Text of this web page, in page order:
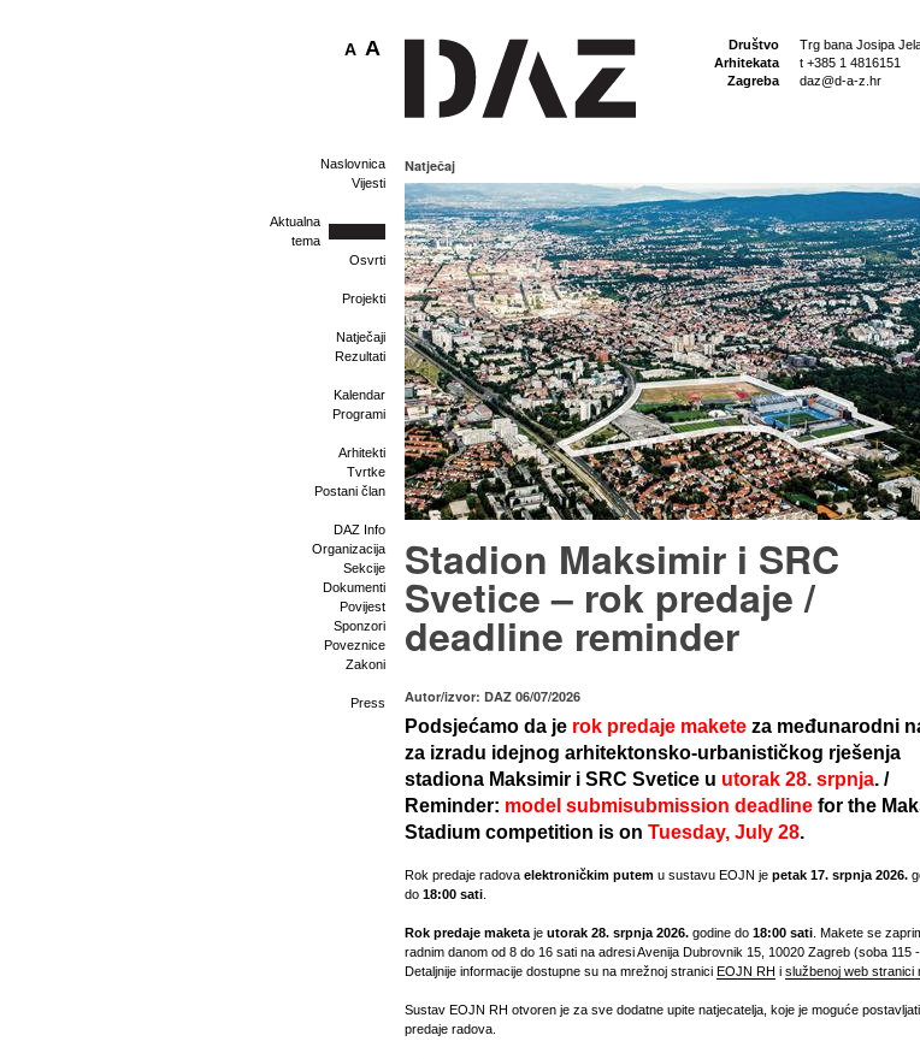
Društvo
Arhitekata
Zagreba
Trg bana Josipa
t +385 1 4816151
daz@d-a-z.hr
A A
Naslovnica
Vijesti
Aktualna
tema
Osvrti
Projekti
Natječaji
Rezultati
Kalendar
Programi
Arhitekti
Tvrtke
Postani član
DAZ Info
Organizacija
Sekcije
Dokumenti
Povijest
Sponzori
Poveznice
Zakoni
Press
Natječaj
Stadion Maksimir i SRC
Svetice – rok predaje /
deadline reminder
Autor/izvor: DAZ 06/07/2026
Podsjećamo da je rok predaje makete za međunarodni
za izradu idejnog arhitektonsko-urbanističkog rješenja
stadiona Maksimir i SRC Svetice u utorak 28. srpnja. /
Reminder: model submisubmission deadline for the
Stadium competition is on Tuesday, July 28.
Rok predaje radova elektroničkim putem u sustavu EOJN je petak 17. srpnja 2026.
do 18:00 sati
Rok predaje maketa je utorak 28. srpnja 2026. godine do 18:00 sati . Makete se
radnim danom od 8 do 16 sati na adresi Avenija Dubrovnik 15, 10020 Zagreb (soba 115
Detaljnije informacije dostupne su na mrežnoj stranici EOJN RH i službenoj web stranici
Sustav EOJN RH otvoren je za sve dodatne upite natjecatelja, koje je moguće
predaje radova.